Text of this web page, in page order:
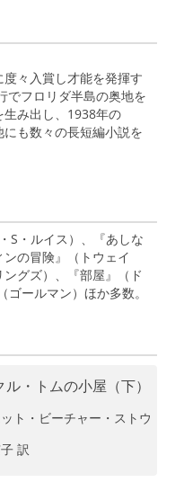
々入賞し才能を発揮す
でフロリダ半島の奥地を
み出し、1938年の
も数々の長短編小説を
S・ルイス）、『あしな
の冒険』（トウェイ
グズ）、『部屋』（ド
ールマン）ほか多数。
ル・トムの小屋（下）
ト・ビーチャー・ストウ
訳